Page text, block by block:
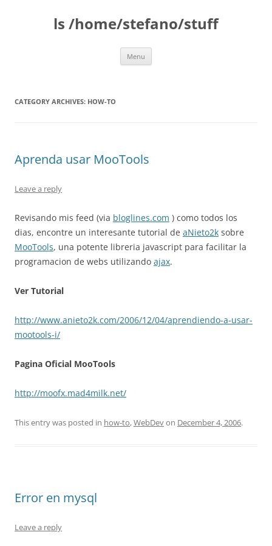
ls /home/stefano/stuff
Menu
CATEGORY ARCHIVES: HOW-TO
Aprenda usar MooTools
Leave a reply
Revisando mis feed (via bloglines.com ) como todos los
dias, encontre un interesante tutorial de aNieto2k sobre
MooTools, una potente libreria javascript para facilitar la
programacion de webs utilizando ajax.
Ver Tutorial
http://www.anieto2k.com/2006/12/04/aprendiendo-a-usar-
mootools-i/
Pagina Oficial MooTools
http://moofx.mad4milk.net/
This entry was posted in how-to,WebDevon December 4, 2006.
Error en mysql
Leave a reply